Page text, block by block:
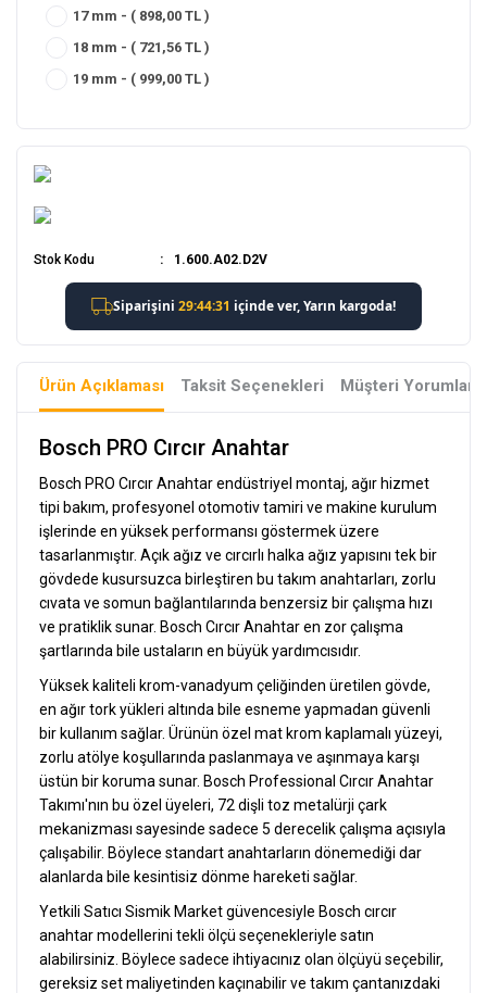
Stok Kodu 1.600.A02.D2V
17 mm - ( 898,00 TL )
18 mm - ( 721,56 TL )
19 mm - ( 999,00 TL )
Ürün Açıklaması Taksit Seçenekleri Müşteri Yorumları
Bosch PRO Cırcır Anahtar
Bosch PRO Cırcır Anahtar endüstriyel montaj, ağır hizmet
tipi bakım, profesyonel otomotiv tamiri ve makine kurulum
işlerinde en yüksek performansı göstermek üzere
tasarlanmıştır. Açık ağız ve cırcırlı halka ağız yapısını tek bir
gövdede kusursuzca birleştiren bu takım anahtarları, zorlu
cıvata ve somun bağlantılarında benzersiz bir çalışma hızı
ve pratiklik sunar. Bosch Cırcır Anahtar en zor çalışma
şartlarında bile ustaların en büyük yardımcısıdır.
Yüksek kaliteli krom-vanadyum çeliğinden üretilen gövde,
en ağır tork yükleri altında bile esneme yapmadan güvenli
bir kullanım sağlar. Ürünün özel mat krom kaplamalı yüzeyi,
zorlu atölye koşullarında paslanmaya ve aşınmaya karşı
üstün bir koruma sunar. Bosch Professional Cırcır Anahtar
Takımı'nın bu özel üyeleri, 72 dişli toz metalürji çark
mekanizması sayesinde sadece 5 derecelik çalışma açısıyla
çalışabilir. Böylece standart anahtarların dönemediği dar
alanlarda bile kesintisiz dönme hareketi sağlar.
Yetkili Satıcı Sismik Market güvencesiyle Bosch cırcır
anahtar modellerini tekli ölçü seçenekleriyle satın
alabilirsiniz. Böylece sadece ihtiyacınız olan ölçüyü seçebilir,
gereksiz set maliyetinden kaçınabilir ve takım çantanızdaki